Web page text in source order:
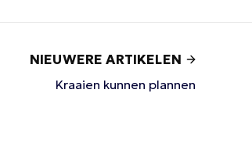
NIEUWERE ARTIKELEN
Kraaien kunnen plannen